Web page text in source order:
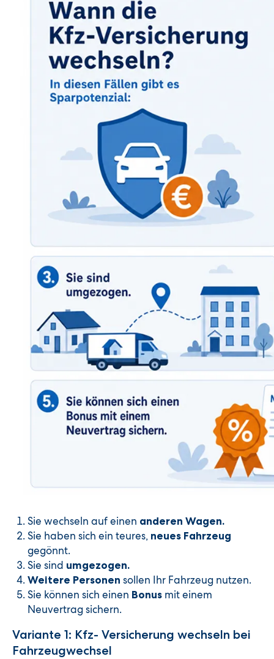
Sie wechseln auf einen anderen Wagen.
Sie haben sich ein teures, neues Fahrzeug
gegönnt.
Sie sind umgezogen.
Weitere Personen sollen Ihr Fahrzeug nutzen.
Sie können sich einen Bonus mit einem
Neuvertrag sichern.
Variante 1: Kfz- Versicherung wechseln bei
Fahrzeugwechsel